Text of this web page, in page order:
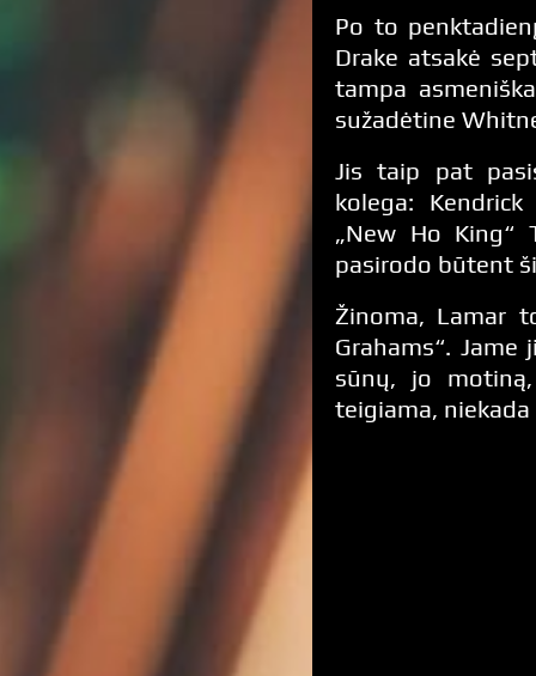
Po to
Drake atsakė
tampa
sužadėtine
Jis taip pat
kolega:
„New Ho King“
pasirodo būtent
Žinoma, Lamar
Grahams“.
sūnų, jo
teigiama,